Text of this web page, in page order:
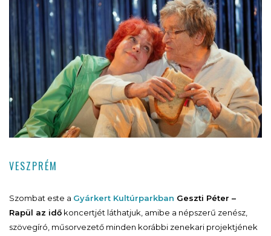
VESZPRÉM
Szombat este a Gyárkert Kultúrparkban Geszti Péter –
Rapül az idő koncertjét láthatjuk, amibe a népszerű zenész,
szövegíró, műsorvezető minden korábbi zenekari projektjének